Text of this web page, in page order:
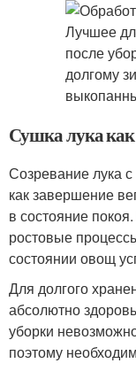
Сушка лука как
Созревание лука с
как завершение
в состояние
ростовые
состоянии овощ
Для долгого
абсолютно
уборки
поэтому